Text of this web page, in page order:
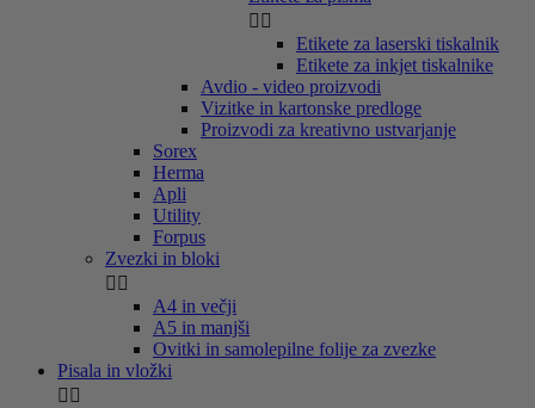
 
Etikete za laserski tiskalnik
Etikete za inkjet tiskalnike
Avdio - video proizvodi
Vizitke in kartonske predloge
Proizvodi za kreativno ustvarjanje
Sorex
Herma
Apli
Utility
Forpus
Zvezki in bloki
 
A4 in večji
A5 in manjši
Ovitki in samolepilne folije za zvezke
Pisala in vložki
 